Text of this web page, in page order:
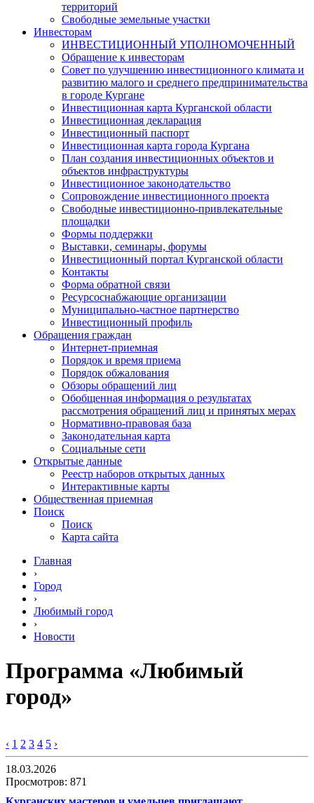
территорий
Свободные земельные участки
Инвесторам
ИНВЕСТИЦИОННЫЙ УПОЛНОМОЧЕННЫЙ
Обращение к инвесторам
Совет по улучшению инвестиционного климата и
развитию малого и среднего предпринимательства
в городе Кургане
Инвестиционная карта Курганской области
Инвестиционная декларация
Инвестиционный паспорт
Инвестиционная карта города Кургана
План создания инвестиционных объектов и
объектов инфраструктуры
Инвестиционное законодательство
Сопровождение инвестиционного проекта
Свободные инвестиционно-привлекательные
площадки
Формы поддержки
Выставки, семинары, форумы
Инвестиционный портал Курганской области
Контакты
Форма обратной связи
Ресурсоснабжающие организации
Муниципально-частное партнерство
Инвестиционный профиль
Обращения граждан
Интернет-приемная
Порядок и время приема
Порядок обжалования
Обзоры обращений лиц
Обобщенная информация о результатах
рассмотрения обращений лиц и принятых мерах
Нормативно-правовая база
Законодательная карта
Социальные сети
Открытые данные
Реестр наборов открытых данных
Интерактивные карты
Общественная приемная
Поиск
Поиск
Карта сайта
Главная
›
Город
›
Любимый город
›
Новости
Программа «Любимый
город»
‹ 1 2 3 4 5 ›
18.03.2026
Просмотров: 871